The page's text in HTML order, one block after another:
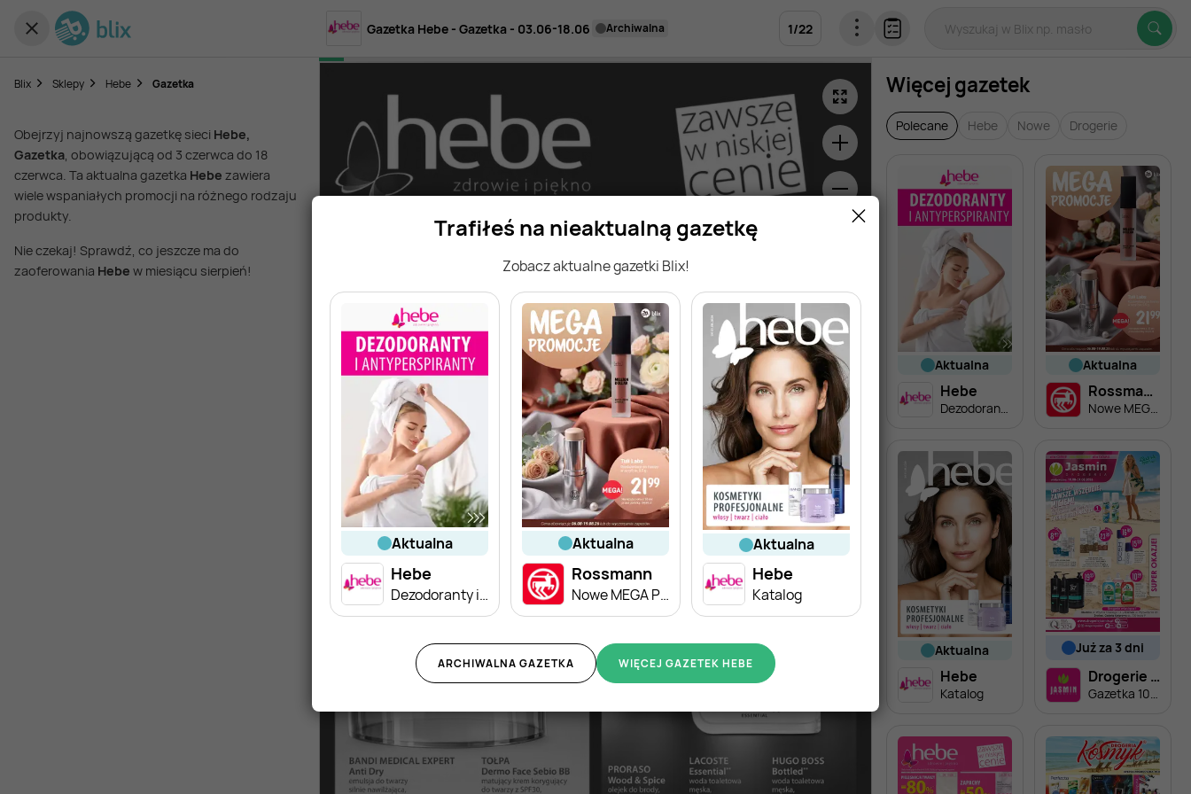
Trafiłeś na nieaktualną gazetkę
Zobacz aktualne gazetki Blix!
aktualna
Hebe
Dezodoranty i antyperspiranty w niskich cenach
aktualna
Rossmann
Nowe MEGA PROMOCJE - od 6.08
aktualna
Hebe
Katalog
WIĘCEJ GAZETEK HEBE
ARCHIWALNA GAZETKA
Gazetka Hebe - Gazetka - 03.06-18.06 archiwalna 1/22
Blix Sklepy Hebe Gazetka
Obejrzyj najnowszą gazetkę sieci Hebe,
Gazetka, obowiązującą od 3 czerwca do 18
czerwca. Ta aktualna gazetka Hebe zawiera
wiele wspaniałych promocji na różnego rodzaju
produkty.
Nie czekaj! Sprawdź, co jeszcze ma do
zaoferowania Hebe w miesiącu sierpień!
Więcej gazetek
Polecane Hebe Nowe Drogerie
aktualna
Hebe
Dezodoranty i antyperspiranty w niskich cenach
aktualna
Rossmann
Nowe MEGA PROMOCJE - od 6.08
aktualna
Hebe
Katalog
już za 3 dni
Drogerie Jasmin
Gazetka 10.08-31.08